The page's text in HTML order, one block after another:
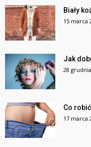
Biały
15 marca
Jak
28
Co
17 marca